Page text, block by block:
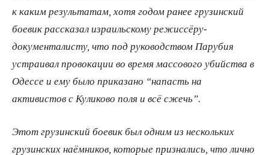
к каким результатам, хотя годом ранее грузинский
боевик рассказал израильскому режиссёру-
документалисту, что под руководством Парубия
устраивал провокации во время массового убийства в
Одессе и ему было приказано “напасть на
активистов с Куликово поля и всё сжечь”.
Этот грузинский боевик был одним из нескольких
грузинских наёмников, которые признались, что лично